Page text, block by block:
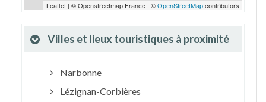
Leaflet | © Openstreetmap France | ©OpenStreetMapcontributors
Villes et lieux touristiques à proximité
Narbonne
Lézignan-Corbières